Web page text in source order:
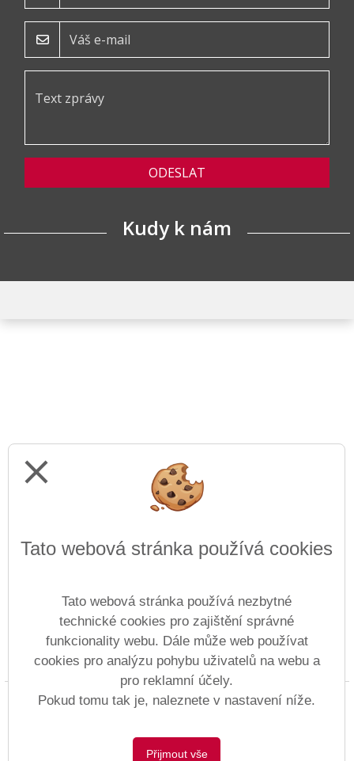
ODESLAT
Kudy k nám
Prohlášení o přístupnosti Mapa webu Cookies
Copyright © 1997 - 2026 ZŠ Anežky České &
Postaveno ve službě
VlastníŠkolníWeb.cz
close
Tato webová stránka používá cookies
Tato webová stránka používá nezbytné
technické cookies pro zajištění správné
funkcionality webu. Dále může web používat
cookies pro analýzu pohybu uživatelů na webu a
pro reklamní účely.
Pokud tomu tak je, naleznete v nastavení níže.
Přijmout vše